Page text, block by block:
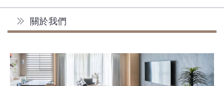
關於我們